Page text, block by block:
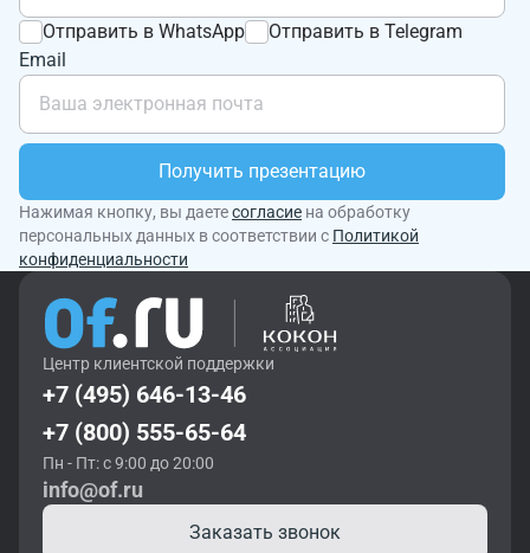
Отправить в WhatsApp
Отправить в Telegram
Email
Получить презентацию
Нажимая кнопку, вы даетесогласие на обработку
персональных данных в соответствии с Политикой
конфиденциальности
Центр клиентской поддержки
+7 (495) 646-13-46
+7 (800) 555-65-64
Пн - Пт: с 9:00 до 20:00
info@of.ru
Заказать звонок